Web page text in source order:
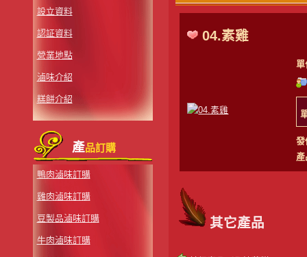
設立資料
認証資料
營業地點
滷味介紹
糕餅介紹
產品訂購
鴨肉滷味訂購
雞肉滷味訂購
豆製品滷味訂購
牛肉滷味訂購
04.素雞
單
發
其它產品